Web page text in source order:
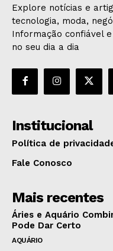
Explore notícias e
tecnologia, moda,
Informação confiável
no seu dia a dia
Institucional
Política de
Fale Conosco
Mais recentes
Áries e Aquário
Pode Dar Certo
AQUÁRIO